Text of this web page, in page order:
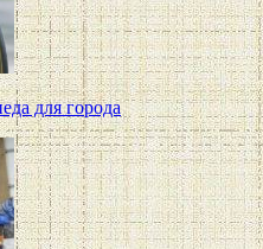
для города